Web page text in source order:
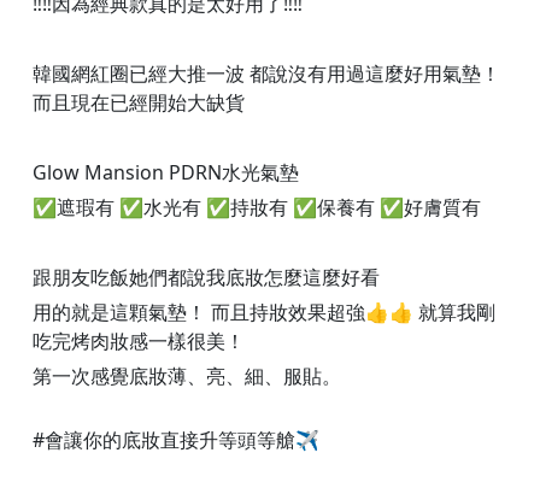
韓國網紅圈已經大推一波 都說沒有用過這麼好用氣墊！
而且現在已經開始大缺貨
Glow Mansion PDRN水光氣墊
✅遮瑕有 ✅水光有 ✅持妝有 ✅保養有 ✅好膚質有
跟朋友吃飯她們都說我底妝怎麼這麼好看
用的就是這顆氣墊！ 而且持妝效果超強👍👍 就算我剛
吃完烤肉妝感一樣很美！
第一次感覺底妝薄、亮、細、服貼。
#會讓你的底妝直接升等頭等艙✈️